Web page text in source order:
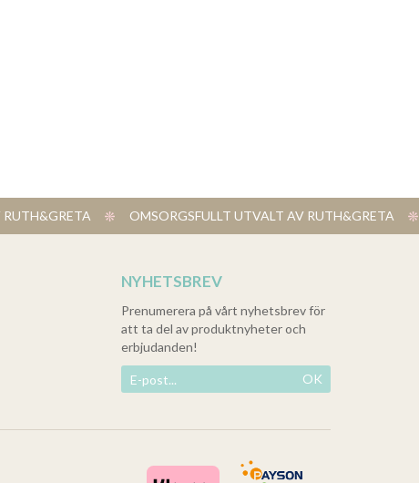
RUTH&GRETA ​ OMSORGSFULLT UTVALT AV RUTH&GRETA
NYHETSBREV
Prenumerera på vårt nyhetsbrev för
att ta del av produktnyheter och
erbjudanden!
OK